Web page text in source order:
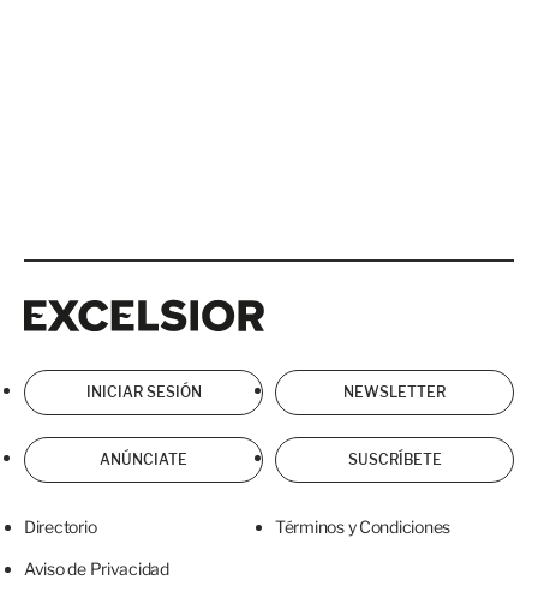
INICIAR SESIÓN NEWSLETTER
ANÚNCIATE SUSCRÍBETE
Directorio Términos y Condiciones
Aviso de Privacidad